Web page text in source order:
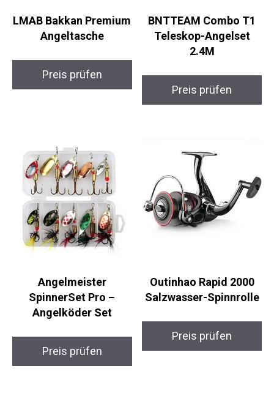
LMAB Bakkan
Premium Angeltasche
BNTTEAM Combo T1
Teleskop-Angelset
2.4M
SpinnerSet Pro –
Angelköder Set
Outinhao Rapid 2000
Salzwasser-Spinnrolle